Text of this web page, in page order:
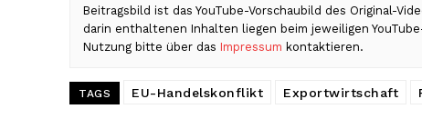
Beitragsbild ist das YouTube-Vorschaubild des Original-
darin enthaltenen Inhalten liegen beim jeweiligen
Nutzung bitte über das Impressum kontaktieren.
TAGS EU-Handelskonflikt Exportwirtschaft